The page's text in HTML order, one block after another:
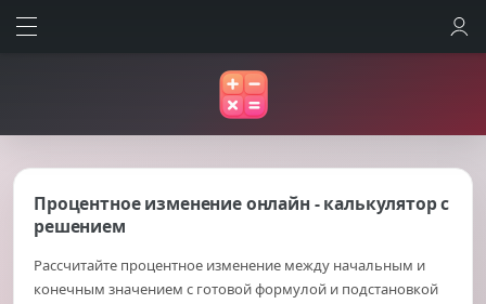
Процентное изменение онлайн - калькулятор с
решением
Рассчитайте процентное изменение между начальным и
конечным значением с готовой формулой и подстановкой